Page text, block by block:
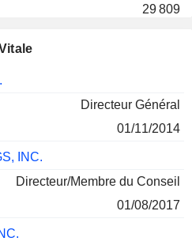
29 809
30/06/2026
0
30/06/2026
Directeur Général
01/11/2014
INC.
Directeur/Membre du Conseil
01/08/2017